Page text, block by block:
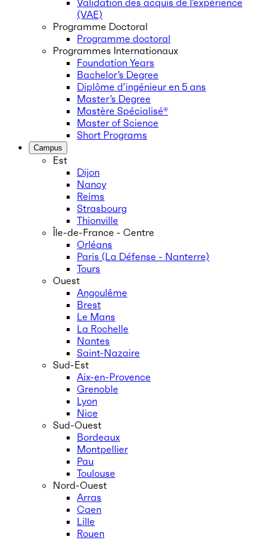
Validation des acquis de l’expérience
(VAE)
Programme Doctoral
Programme doctoral
Programmes Internationaux
Foundation Years
Bachelor’s Degree
Diplôme d’ingénieur en 5 ans
Master’s Degree
Mastère Spécialisé®
Master of Science
Short Programs
Campus
Est
Dijon
Nancy
Reims
Strasbourg
Thionville
Île-de-France - Centre
Orléans
Paris (La Défense - Nanterre)
Tours
Ouest
Angoulême
Brest
Le Mans
La Rochelle
Nantes
Saint-Nazaire
Sud-Est
Aix-en-Provence
Grenoble
Lyon
Nice
Sud-Ouest
Bordeaux
Montpellier
Pau
Toulouse
Nord-Ouest
Arras
Caen
Lille
Rouen